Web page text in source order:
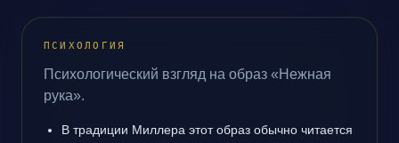
ПСИХОЛОГИЯ
Психологический взгляд на образ «Нежная
рука».
В традиции Миллера этот образ обычно читается